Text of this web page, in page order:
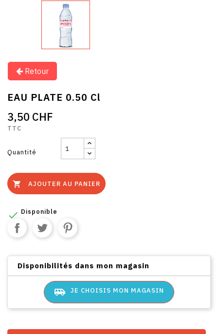
Retour
EAU PLATE 0.50 Cl
3,50 CHF
TTC
Quantité
 AJOUTER AU PANIER
 Disponible
Disponibilités dans mon magasin
airport_shuttle JE CHOISIS MON MAGASIN